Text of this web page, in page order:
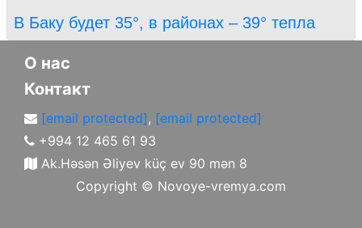
В Баку будет 35°, в районах – 39° тепла
О нас
Контакт
[email protected], [email protected]
+994 12 465 61 93
Ak.Həsən Əliyev küç ev 90 mən 8
Copyright © Novoye-vremya.com